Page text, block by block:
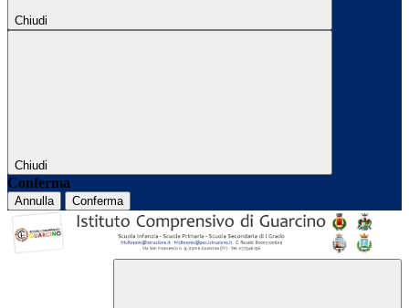
Chiudi
Chiudi
Conferma
Annulla Conferma